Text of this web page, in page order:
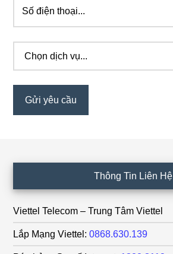
Thông Tin Liên Hệ
Viettel Telecom – Trung Tâm Viettel
Lắp Mạng Viettel: 0868.630.139